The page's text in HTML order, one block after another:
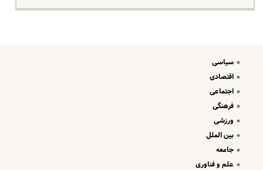
سیاسی
اقتصادی
اجتماعی
فرهنگی
ورزشی
بین الملل
جامعه
علم و فناوری